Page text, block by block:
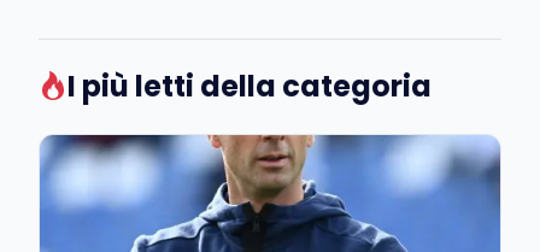
I più letti della categoria